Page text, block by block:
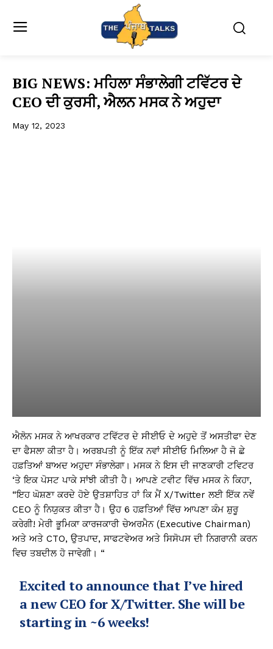
BIG NEWS: ਮਹਿਲਾ ਸੰਭਾਲੇਗੀ ਟਵਿੱਟਰ ਦੇ
CEO ਦੀ ਕੁਰਸੀ, ਐਲਨ ਮਸਕ ਨੇ ਅਹੁਦਾ
May 12, 2023
ਐਲੋਨ ਮਸਕ ਨੇ ਆਖਰਕਾਰ ਟਵਿੱਟਰ ਦੇ ਸੀਈਓ ਦੇ ਅਹੁਦੇ ਤੋਂ ਅਸਤੀਫਾ ਦੇਣ
ਦਾ ਫੈਸਲਾ ਕੀਤਾ ਹੈ। ਅਰਬਪਤੀ ਨੂੰ ਇੱਕ ਨਵਾਂ ਸੀਈਓ ਮਿਲਿਆ ਹੈ ਜੋ ਛੇ
ਹਫ਼ਤਿਆਂ ਬਾਅਦ ਅਹੁਦਾ ਸੰਭਾਲੇਗਾ। ਮਸਕ ਨੇ ਇਸ ਦੀ ਜਾਣਕਾਰੀ ਟਵਿਟਰ
‘ਤੇ ਇਕ ਪੋਸਟ ਪਾਕੇ ਸਾਂਝੀ ਕੀਤੀ ਹੈ। ਆਪਣੇ ਟਵੀਟ ਵਿੱਚ ਮਸਕ ਨੇ ਕਿਹਾ,
“ਇਹ ਘੋਸ਼ਣਾ ਕਰਦੇ ਹੋਏ ਉਤਸ਼ਾਹਿਤ ਹਾਂ ਕਿ ਮੈਂ X/Twitter ਲਈ ਇੱਕ ਨਵੇਂ
CEO ਨੂੰ ਨਿਯੁਕਤ ਕੀਤਾ ਹੈ। ਉਹ 6 ਹਫ਼ਤਿਆਂ ਵਿੱਚ ਆਪਣਾ ਕੰਮ ਸ਼ੁਰੂ
ਕਰੇਗੀ! ਮੇਰੀ ਭੂਮਿਕਾ ਕਾਰਜਕਾਰੀ ਚੇਅਰਮੈਨ (Executive Chairman)
ਅਤੇ ਅਤੇ CTO, ਉਤਪਾਦ, ਸਾਫਟਵੇਅਰ ਅਤੇ ਸਿਸੋਪਸ ਦੀ ਨਿਗਰਾਨੀ ਕਰਨ
ਵਿਚ ਤਬਦੀਲ ਹੋ ਜਾਵੇਗੀ। “
Excited to announce that I’ve hired
a new CEO for X/Twitter. She will be
starting in ~6 weeks!